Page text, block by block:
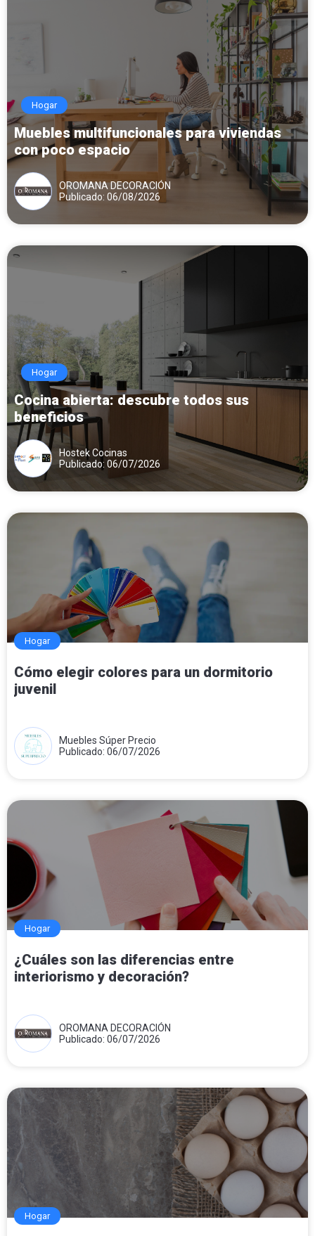
Hogar
Muebles multifuncionales para viviendas
con poco espacio
OROMANA DECORACIÓN
Publicado: 06/08/2026
Hogar
Cocina abierta: descubre todos sus
beneficios
Hostek Cocinas
Publicado: 06/07/2026
Hogar
Cómo elegir colores para un dormitorio
juvenil
Muebles Súper Precio
Publicado: 06/07/2026
Hogar
¿Cuáles son las diferencias entre
interiorismo y decoración?
OROMANA DECORACIÓN
Publicado: 06/07/2026
Hogar